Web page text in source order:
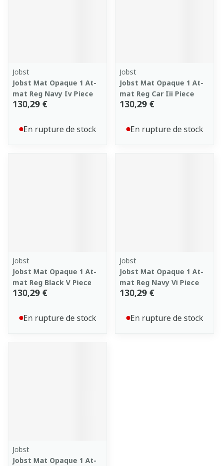
Jobst
Jobst Mat Opaque 1 At-
mat Reg Navy Iv Piece
130,29 €
En rupture de stock
Jobst
Jobst Mat Opaque 1 At-
mat Reg Car Iii Piece
130,29 €
En rupture de stock
Jobst
Jobst Mat Opaque 1 At-
mat Reg Black V Piece
130,29 €
En rupture de stock
Jobst
Jobst Mat Opaque 1 At-
mat Reg Navy Vi Piece
130,29 €
En rupture de stock
Jobst
Jobst Mat Opaque 1 At-